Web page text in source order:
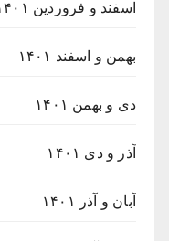
اسفند و فروردین ۱۴۰۱
بهمن و اسفند ۱۴۰۱
دی و بهمن ۱۴۰۱
آذر و دی ۱۴۰۱
آبان و آذر ۱۴۰۱